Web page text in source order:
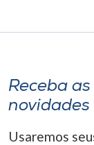
Receba as
novidades
Usaremos